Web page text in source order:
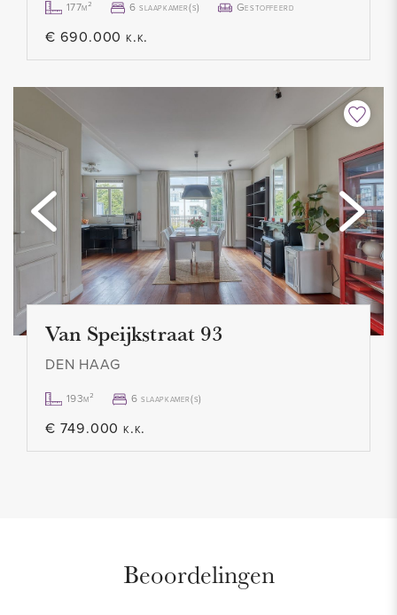
- Vraagprijs € 269.000 K.K.
- Beschikbaar per 10 augustus 2023
- Alle stukken betreft dit appartement zijn bij ons kantoor op
177m² 6 slaapkamer(s) Gestoffeerd
€ 690.000 k.k.
Van Speijkstraat 93
DEN HAAG
193m² 6 slaapkamer(s)
€ 749.000 k.k.
Beoordelingen